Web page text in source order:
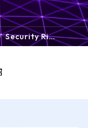
Security Risk
Assessment,